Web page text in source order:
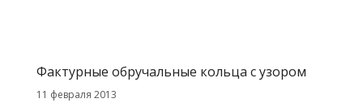
Фактурные обручальные кольца с узором
11 февраля 2013